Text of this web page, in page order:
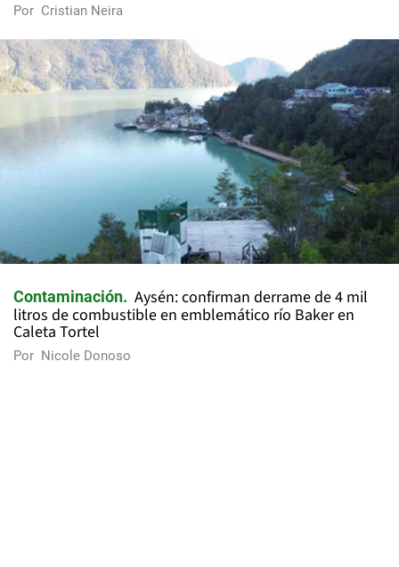
Por Cristian Neira
Contaminación
Aysén: confirman derrame de 4 mil
litros de combustible en emblemático río Baker en
Caleta Tortel
Por Nicole Donoso